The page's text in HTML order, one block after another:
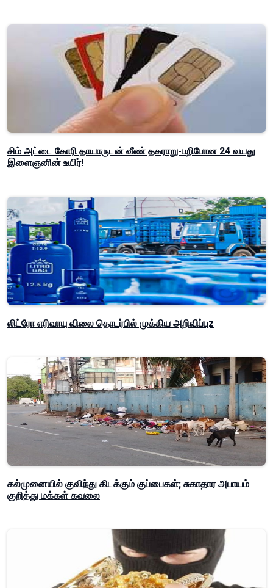
சிம் அட்டை கோரி தாயாருடன் வீண் தகராறு-பறிபோன 24 வயது
இளைஞனின் உயிர்!
லிட்ரோ எரிவாயு விலை தொடர்பில் முக்கிய அறிவிப்புz
கல்முனையில் குவிந்து கிடக்கும் குப்பைகள்; சுகாதார அபாயம்
குறித்து மக்கள் கவலை